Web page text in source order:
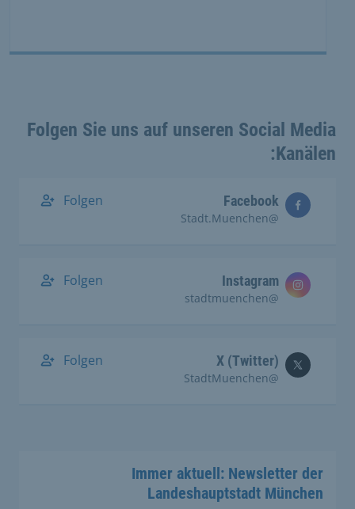
Folgen Sie uns auf unseren Social Media
Kanälen:
Facebook
@Stadt.Muenchen
Folgen
Instagram
@stadtmuenchen
Folgen
X (Twitter)
@StadtMuenchen
Folgen
Immer aktuell: Newsletter der
Landeshauptstadt München